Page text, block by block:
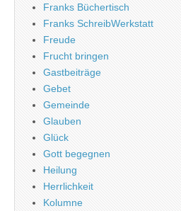
Franks Büchertisch
Franks SchreibWerkstatt
Freude
Frucht bringen
Gastbeiträge
Gebet
Gemeinde
Glauben
Glück
Gott begegnen
Heilung
Herrlichkeit
Kolumne